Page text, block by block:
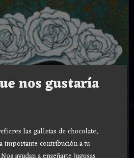
nos gustaría
las galletas de chocolate,
importante contribución a tu